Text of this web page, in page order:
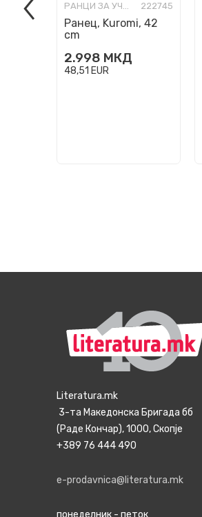
РАНЦИ ЗА УЧИЛИШТЕ 222745
Ранец, Kuromi, 42
cm
2.998 МКД
48,51 EUR
Literatura.mk
3-та Македонска Бригада бб
(Раде Кончар), 1000, Скопје
+389 76 444 490
e-prodavnica@literatura.mk
понеделник - петок